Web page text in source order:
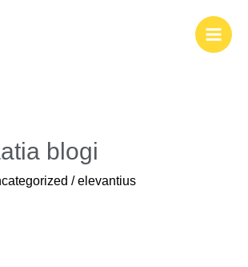
blogi
/elevantius